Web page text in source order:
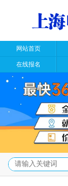
网站首页
在线报名